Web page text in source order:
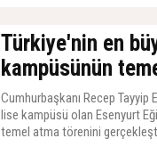
Türkiye'nin en
kampüsünün
Cumhurbaşkanı Recep Tayyip
lise kampüsü olan Esenyurt
temel atma törenini